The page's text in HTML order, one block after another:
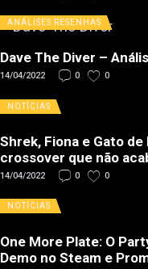
ANÁLISES RESENHAS
Dave The Diver –
14/04/2022 0 0
NOTÍCIAS
Shrek, Fiona e Gato
crossover que não
14/04/2022 0 0
NOTÍCIAS
One More Plate: O
Demo no Steam e